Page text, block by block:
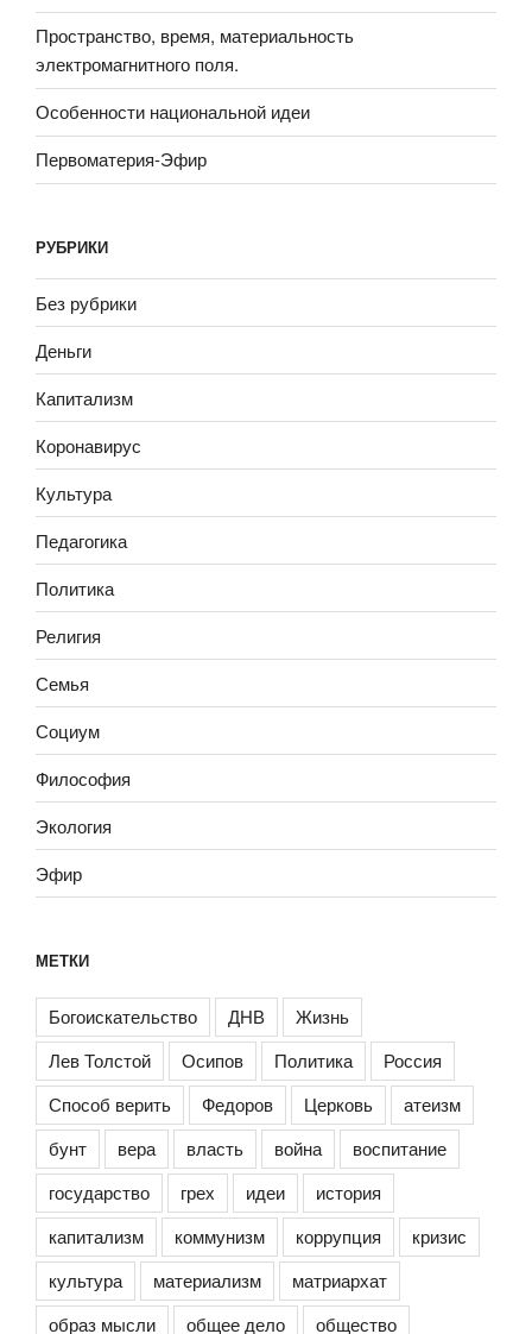
Пространство, время, материальность
электромагнитного поля.
Особенности национальной идеи
Первоматерия-Эфир
РУБРИКИ
Без рубрики
Деньги
Капитализм
Коронавирус
Культура
Педагогика
Политика
Религия
Семья
Социум
Философия
Экология
Эфир
МЕТКИ
Богоискательство ДНВ
Жизнь
Лев Толстой
Осипов Политика
Россия
Способ верить
Федоров Церковь
атеизм
бунт
вера власть война
воспитание
государство
грех идеи
история
капитализм
коммунизм коррупция
кризис
культура
материализм
матриархат
образ мысли
общее дело общество